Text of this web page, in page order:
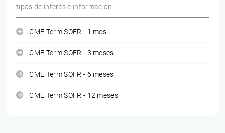
tipos de interés e información
CME Term SOFR - 1 mes
CME Term SOFR - 3 meses
CME Term SOFR - 6 meses
CME Term SOFR - 12 meses